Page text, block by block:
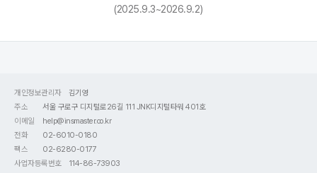
(2025.9.3~2026.9.2)
개인정보관리자
김기영
주소
서울 구로구 디지털로26길 111 JNK디지털타워 401호
이메일
help@insmaster.co.kr
전화
02-6010-0180
팩스
02-6280-0177
사업자등록번호
114-86-73903